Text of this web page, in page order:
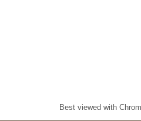
Best viewed with